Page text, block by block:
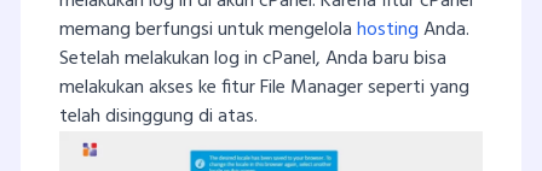
memang berfungsi untuk mengelolahostingAnda.
Setelah melakukan log in cPanel, Anda baru bisa
melakukan akses ke fitur File Manager seperti yang
telah disinggung di atas.